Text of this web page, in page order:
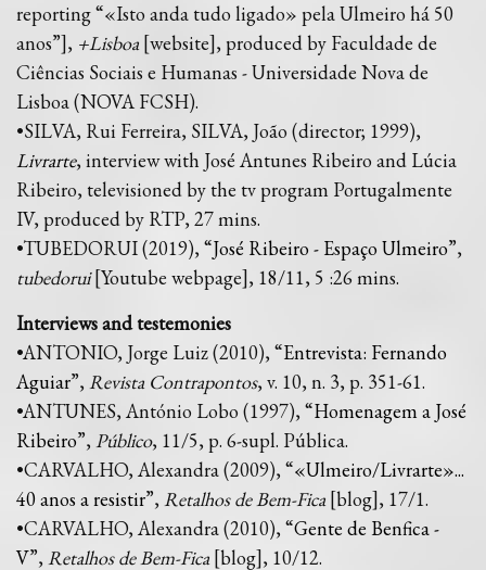
reporting “«Isto anda tudo ligado» pela Ulmeiro há 50
anos”], +Lisboa[website], produced by Faculdade de
Ciências Sociais e Humanas - Universidade Nova de
Lisboa (NOVA FCSH).
•SILVA, Rui Ferreira, SILVA, João (director; 1999),
Livrarte, interview with José Antunes Ribeiro and Lúcia
Ribeiro, televisioned by the tv program Portugalmente
IV, produced by RTP, 27 mins.
•TUBEDORUI (2019), “José Ribeiro - Espaço Ulmeiro”,
tubedorui[Youtube webpage], 18/11, 5 :26 mins.
Interviews and testemonies
•ANTONIO, Jorge Luiz (2010), “Entrevista: Fernando
Aguiar”, Revista Contrapontos, v. 10, n. 3, p. 351-61.
•ANTUNES, António Lobo (1997), “Homenagem a José
Ribeiro”, Público, 11/5, p. 6-supl. Pública.
•CARVALHO, Alexandra (2009), “«Ulmeiro/Livrarte»...
40 anos a resistir”, Retalhos de Bem-Fica[blog], 17/1.
•CARVALHO, Alexandra (2010), “Gente de Benfica -
V”, Retalhos de Bem-Fica[blog], 10/12.